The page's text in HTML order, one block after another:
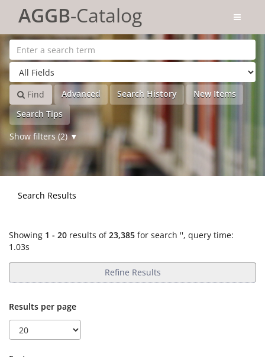
23,385
AGGB-Catalog
Find Advanced Search History
New Items
Search Tips
Show filters (2)
Search Results
Showing 1 - 20 results of23,385 for search '', query time:
1.03s
Refine Results
Results per page